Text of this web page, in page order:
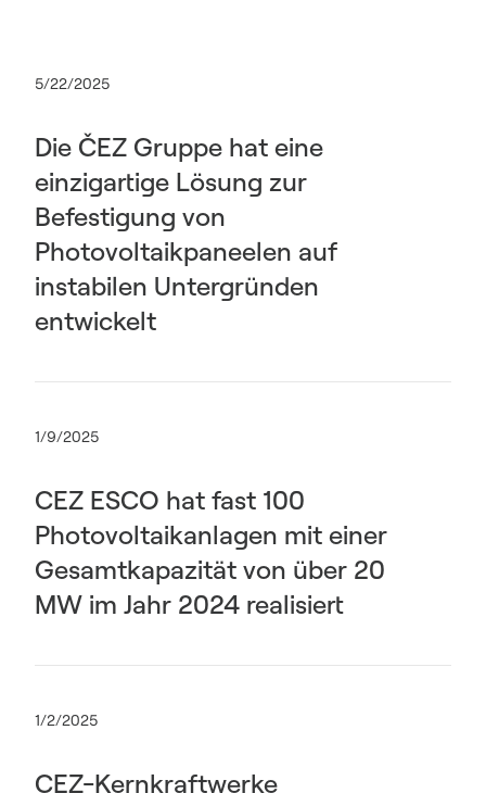
5/22/2025
Die ČEZ Gruppe hat eine
einzigartige Lösung zur
Befestigung von
Photovoltaikpaneelen auf
instabilen Untergründen
entwickelt
1/9/2025
CEZ ESCO hat fast 100
Photovoltaikanlagen mit einer
Gesamtkapazität von über 20
MW im Jahr 2024 realisiert
1/2/2025
CEZ-Kernkraftwerke